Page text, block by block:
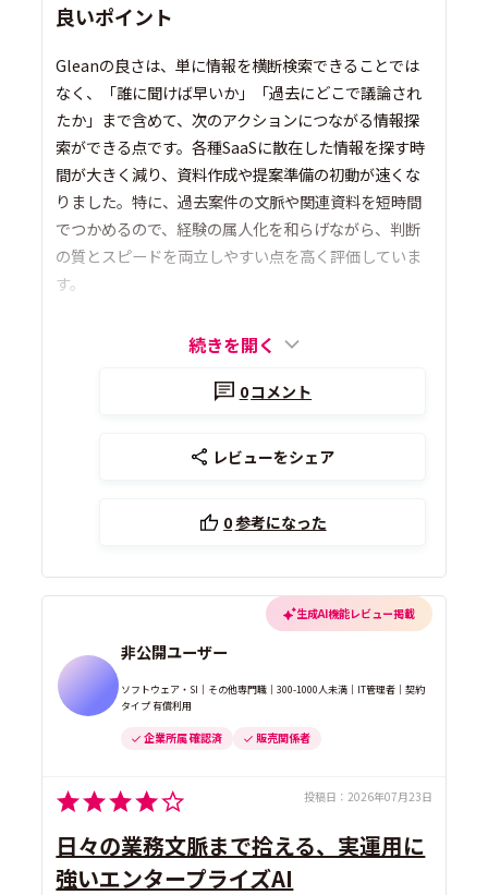
良いポイント
Gleanの良さは、単に情報を横断検索できることでは
なく、「誰に聞けば早いか」「過去にどこで議論され
たか」まで含めて、次のアクションにつながる情報探
索ができる点です。各種SaaSに散在した情報を探す時
間が大きく減り、資料作成や提案準備の初動が速くな
りました。特に、過去案件の文脈や関連資料を短時間
でつかめるので、経験の属人化を和らげながら、判断
の質とスピードを両立しやすい点を高く評価していま
す。
続きを開く
0コメント
レビューをシェア
0参考になった
生成AI機能レビュー掲載
非公開ユーザー
ソフトウェア・SI｜その他専門職｜300-1000人未満｜IT管理者｜契約
タイプ 有償利用
企業所属 確認済 販売関係者
投稿日： 2026年07月23日
日々の業務文脈まで拾える、実運用に
強いエンタープライズAI